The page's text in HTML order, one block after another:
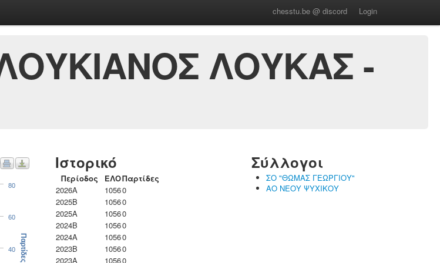
chesstu.be @ discord Login
ΛΟΥΚΑΣ -
40
60
80
Παρτίδες
Ιστορικό
Περίοδος ΕΛΟΠαρτίδες
2026A
10560
2025B
10560
2025A
10560
2024B
10560
2024A
10560
2023B
10560
2023Α
10560
Σύλλογοι
ΣΟ "ΘΩΜΑΣ ΓΕΩΡΓΙΟΥ"
ΑΟ ΝΕΟΥ ΨΥΧΙΚΟΥ